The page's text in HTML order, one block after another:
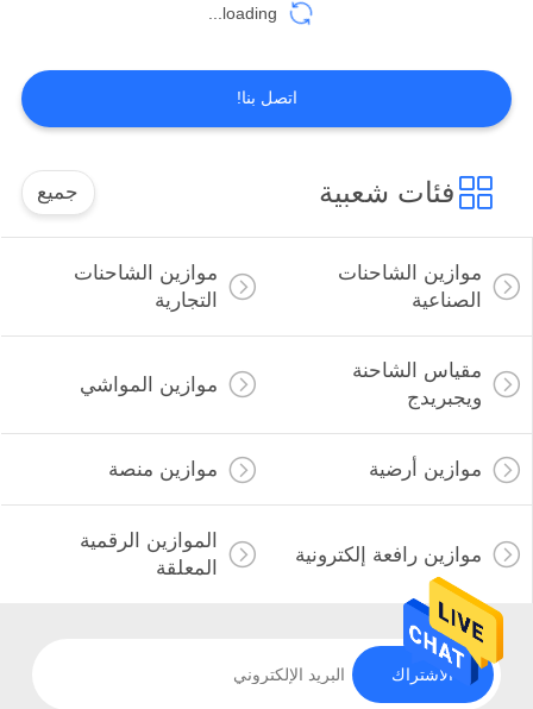
loading...
اتصل بنا!
فئات شعبية جميع
موازين الشاحنات
الصناعية
موازين الشاحنات
التجارية
مقياس الشاحنة
ويجبريدج
موازين المواشي
موازين أرضية موازين منصة
موازين رافعة إلكترونية
الموازين الرقمية
المعلقة
الاشتراك